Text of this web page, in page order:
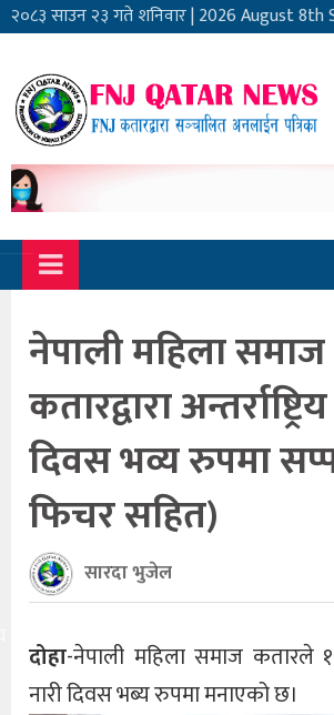
२०८३ साउन २३ गते शनिवार|2026 August 8th
नेपाली महिला समाज
कतारद्वारा
दिवस भव्य रुपमा
फिचर सहित)
सारदा भुजेल
दोहा-नेपाली महिला समाज कतारले
नारी दिवस भब्य रुपमा मनाएको छ।